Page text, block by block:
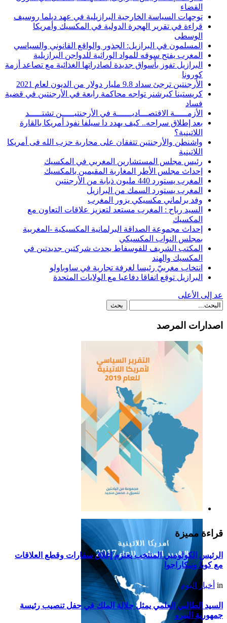
القضاء
توجهات السياسة الخارجية البرازيلية في عهد ديلما روسيف
قراءة في تقرير الهجرة الدولية في المكسيك وأمريكا
الوسطى
المسلمون في البرازيل: الجذور والواقع القانوني والسياسي
المغرب يفتح سوقه للمواد الوراثية للدواجن البرازيلية
البرازيل تفوز بأسواق جديدة لصادراتها الغذائية مع تصاعد أزمة
كورونا
الأرجنتين ترجئ سداد 9.8 مليار دولار من الديون لعام 2021
كريستينا كيرشنر تواجه محاكمة رابعة في الأرجنتين في قضية
فساد
الأزمـــــة الاقتصـــاديــــــة في الأرجنتيـــــن تشتـــــد
بعد إطلاق سراحه.. كيف يهدد دا سيلفا نفوذ أمريكا بالقارة
اللاتينية؟
واشنطن والأرجنتين تتفقان على محاربة حزب الله فى أمريكا
اللاتينية
رئيس مجلس المستشارين المغربي في المكسيك
إحداث مجلس الأطر المغاربة المقيمين بالمكسيك
المغرب يستورد 440 مليون ذبابة من الأرجنتين
المغرب يستورد السمك من البرازيل
وفد برلماني مكسيكي يزور المغرب
السيد رباح : المغرب مستعد لتعزيز علاقات التعاون مع
المكسيك
إحداث مجموعة الصداقة البرلمانية المكسيكية -المغربية
بمجلس النواب المكسيكي
المكتب الشريف للفوسفاط يحدث شركتين جديدتين في
المكسيك والهند
انتخاب مغربيّ رئيسا لغرفة تجارية في ساوباولو
البرازيل توقع اتفاقا دفاعيا مع الولايات المتحدة
عد إلى الأعلى
اصدارات المرصد
التقرير السياسي لأمريكا
اللاتينية للعام 2019
قراءة مميزة
الرئيس الكولومبي المنتخب يعتزم إغلاق سفارات وقطع العلاقات
مع كوبا ونيكاراجوا
in أخبار اليوم
السيد الطالبي العلمي يمثل جلالة الملك في حفل تنصيب رئيسة
جمهورية البيرو